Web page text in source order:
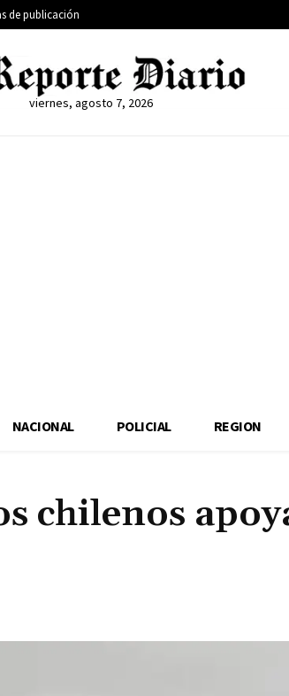
de publicación
viernes, agosto 7, 2026
NACIONAL POLICIAL REGION
chilenos